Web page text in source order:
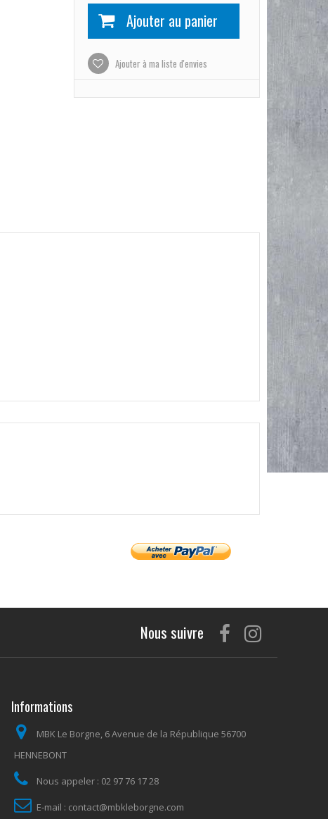
Ajouter au panier
Ajouter à ma liste d'envies
Nous suivre
Informations
MBK Le Borgne, 6 Avenue de la République 56700
HENNEBONT
Nous appeler : 02 97 76 17 28
E-mail : contact@mbkleborgne.com